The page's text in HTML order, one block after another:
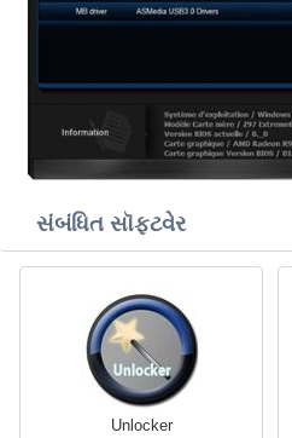
સંબંધિત સૉફ્ટવેર
Unlocker